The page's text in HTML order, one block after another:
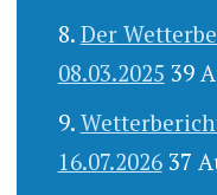
Der
08.03.2025 39
16.07.2026 37